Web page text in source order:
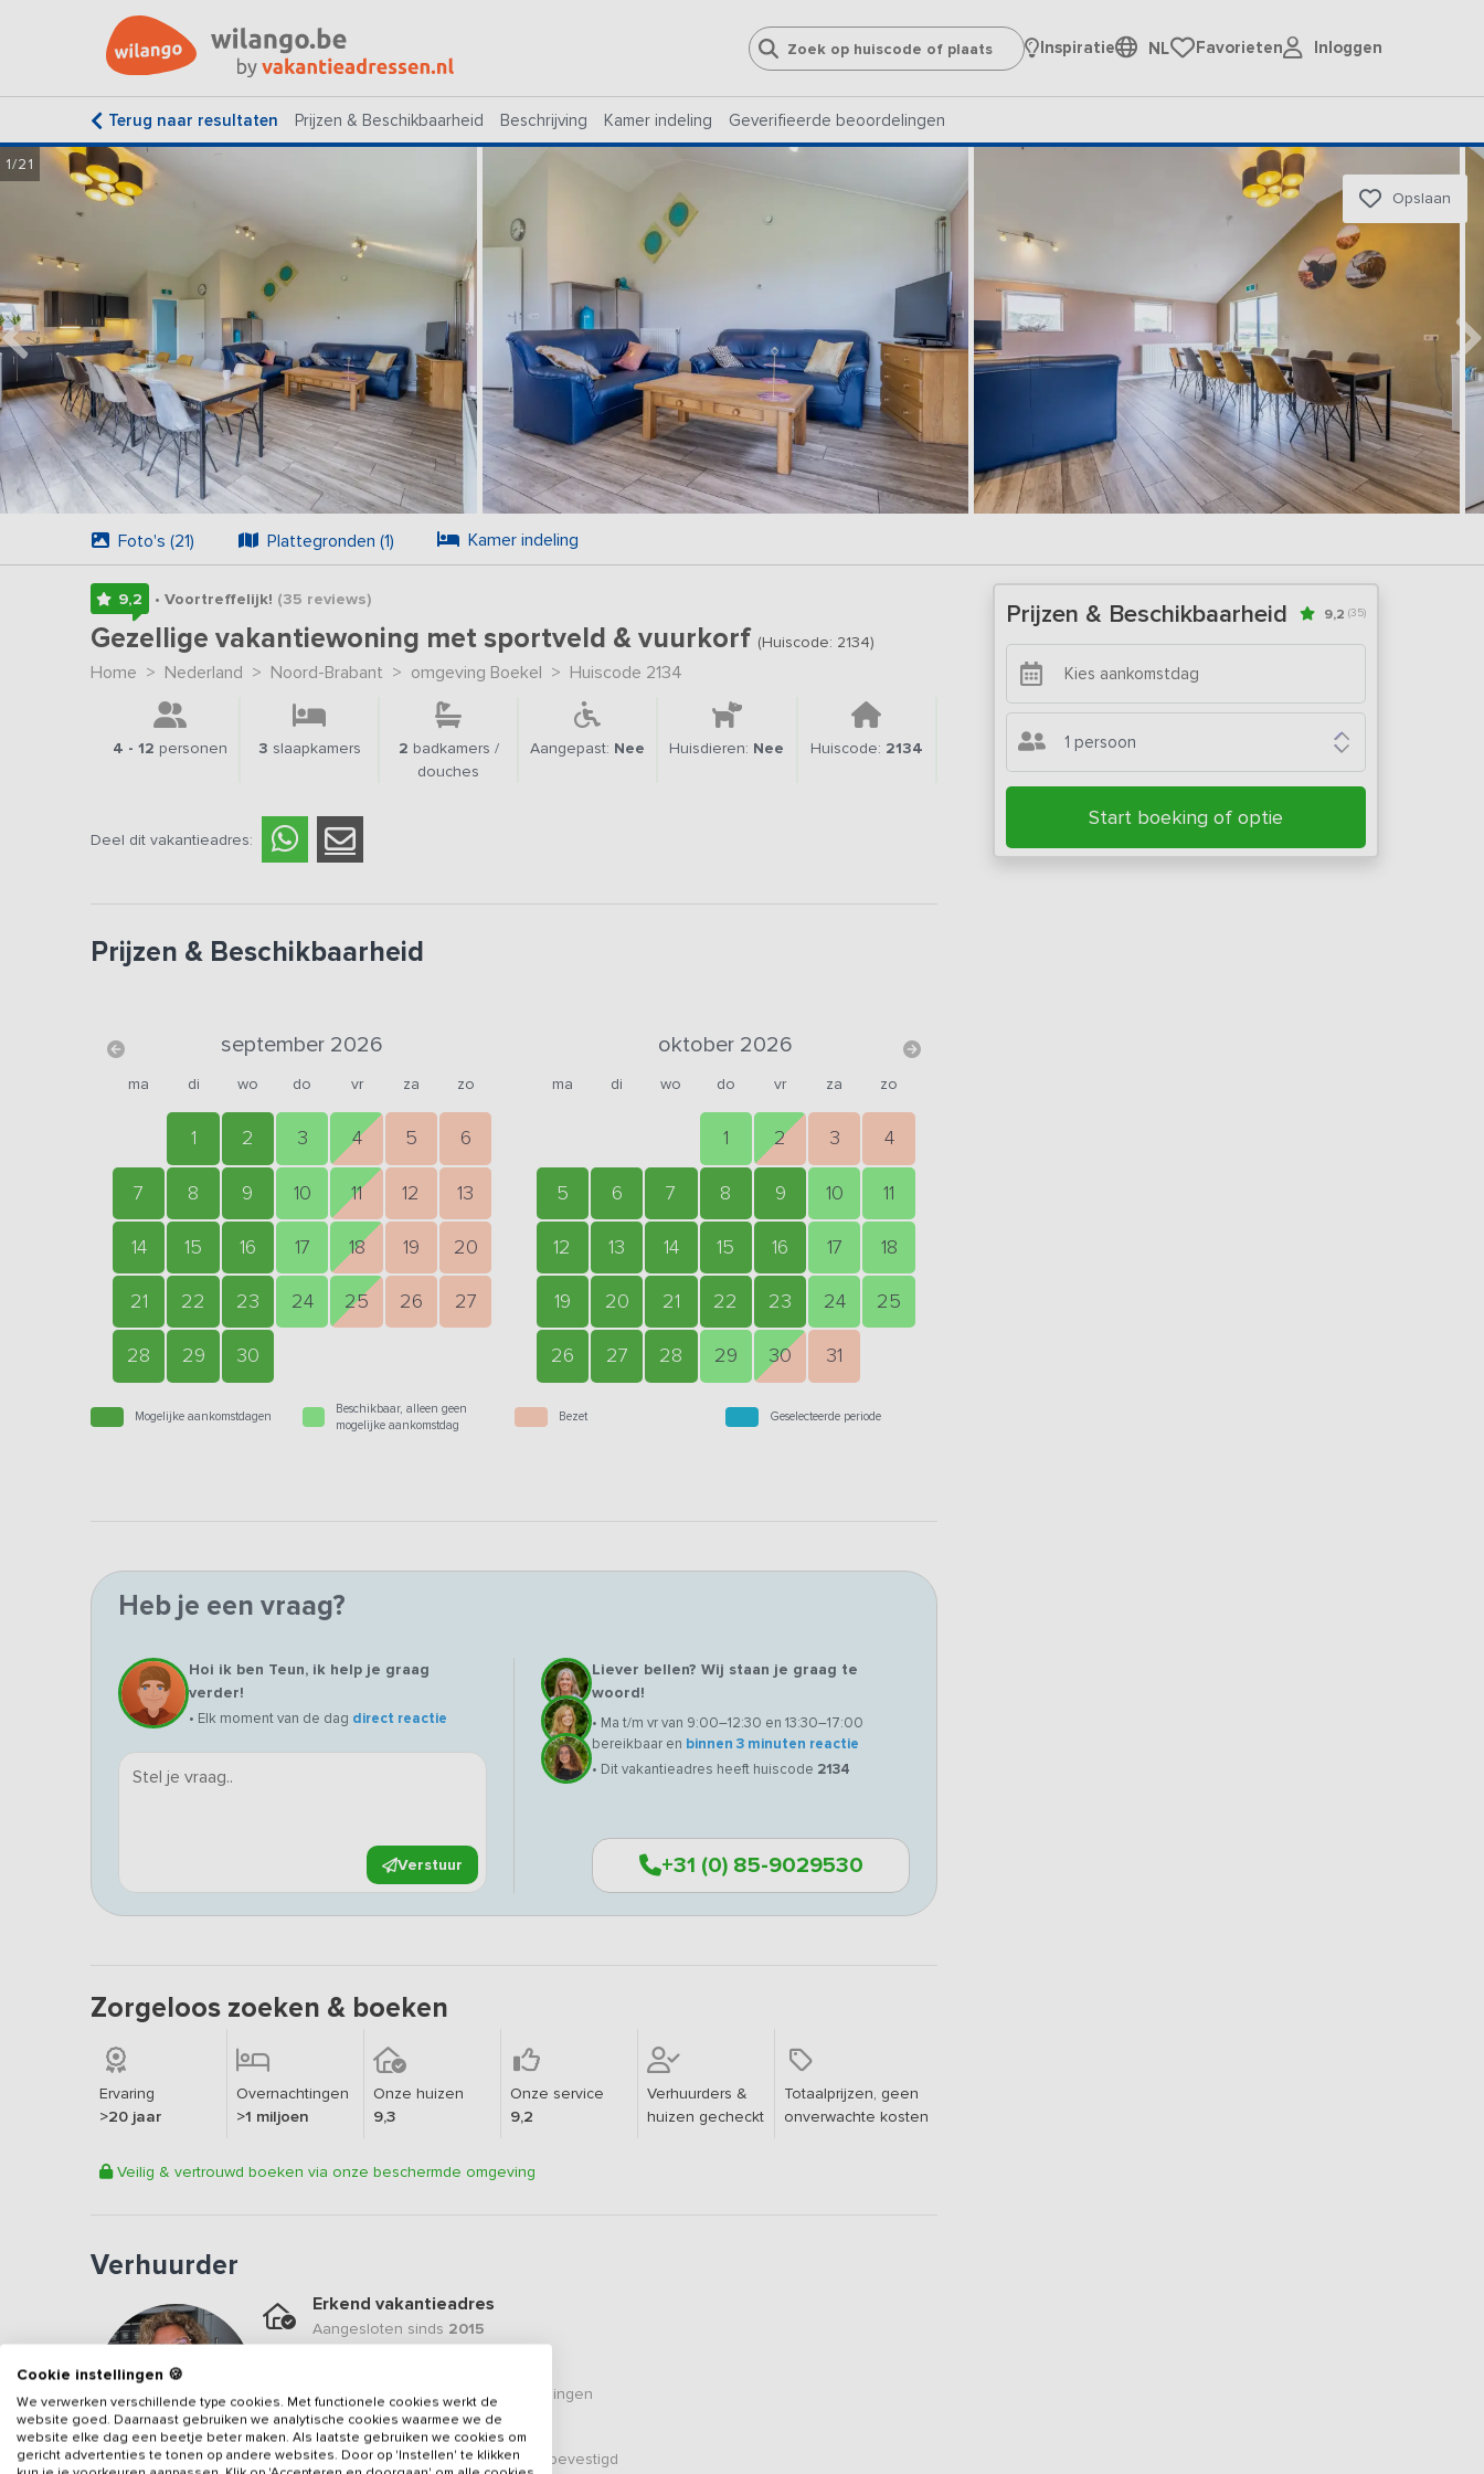
Inspiratie NL Favorieten Inloggen
Terug naar resultaten Prijzen & Beschikbaarheid Beschrijving Kamer indeling Geverifieerde beoordelingen
1/21
Opslaan
Foto's (21) Plattegronden (1) Kamer indeling
9,2 • Voortreffelijk! (35 reviews)
Gezellige vakantiewoning met sportveld & vuurkorf (Huiscode: 2134)
Home > Nederland > Noord-Brabant > omgeving Boekel > Huiscode 2134
4 - 12 personen 3 slaapkamers 2 badkamers /
douches
Aangepast: Nee Huisdieren: Nee Huiscode: 2134
Deel dit vakantieadres:
Prijzen & Beschikbaarheid
september 2026
ma di wo do vr za zo
1 2 3 4 5 6
7 8 9 10 11 12 13
14 15 16 17 18 19 20
21 22 23 24 25 26 27
28 29 30
oktober 2026
ma di wo do vr za zo
1 2 3 4
5 6 7 8 9 10 11
12 13 14 15 16 17 18
19 20 21 22 23 24 25
26 27 28 29 30 31
Mogelijke aankomstdagen
Beschikbaar, alleen geen
mogelijke aankomstdag
Bezet Geselecteerde periode
Heb je een vraag?
Hoi ik ben Teun, ik help je graag
verder!
• Elk moment van de dag direct reactie
Verstuur
Liever bellen? Wij staan je graag te
woord!
• Ma t/m vr van 9:00–12:30 en 13:30–17:00
bereikbaar en binnen 3 minuten reactie
• Dit vakantieadres heeft huiscode 2134
+31 (0) 85-9029530
Zorgeloos zoeken & boeken
Ervaring
>20 jaar
Overnachtingen
>1 miljoen
Onze huizen
9,3
Onze service
9,2
Verhuurders &
huizen gecheckt
Totaalprijzen, geen
onverwachte kosten
Veilig & vertrouwd boeken via onze beschermde omgeving
Verhuurder
Erkend vakantieadres
Aangesloten sinds 2015
Een 9.2 op basis van 35 beoordelingen
Veilig & vertrouwd
Gegevens van de verhuurder zijn bevestigd
Prijzen & Beschikbaarheid 9,2 (35)
1 persoon
Start boeking of optie
Cookie instellingen 🍪
We verwerken verschillende type cookies. Met functionele cookies werkt de
website goed. Daarnaast gebruiken we analytische cookies waarmee we de
website elke dag een beetje beter maken. Als laatste gebruiken we cookies om
gericht advertenties te tonen op andere websites. Door op 'Instellen' te klikken